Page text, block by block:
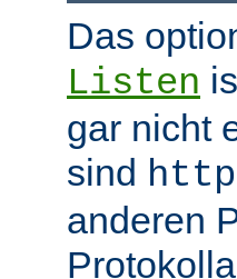
Das
Listen
gar nicht
sind
anderen